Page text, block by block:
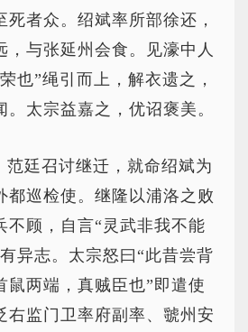
死者众。绍斌率所部徐还，
，与张延州会食。见濠中人
也”绳引而上，解衣遗之，
太宗益嘉之，优诏褒美。
范廷召讨继迁，就命绍斌为
都巡检使。继隆以浦洛之败
不顾，自言“灵武非我不能
异志。太宗怒曰“此昔尝背
鼠两端，真贼臣也”即遣使
右监门卫率府副率、虢州安